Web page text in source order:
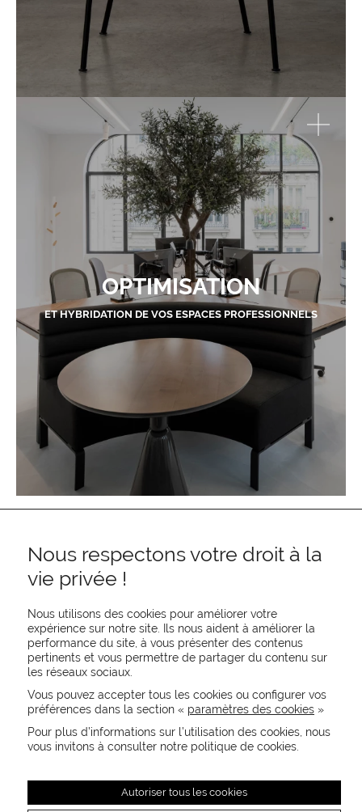
OPTIMISATION
ET HYBRIDATION DE VOS ESPACES PROFESSIONNELS
REJOIGNEZ-NOUS
CONTACTEZ-NOUS
NEWSLETTER
Recevez les actualités MOORE en exclusivité
Nous respectons votre droit à la
vie privée !
Nous utilisons des cookies pour améliorer votre
expérience sur notre site. Ils nous aident à améliorer la
performance du site, à vous présenter des contenus
pertinents et vous permettre de partager du contenu sur
les réseaux sociaux.
Vous pouvez accepter tous les cookies ou configurer vos
préférences dans la section « paramètres des cookies »
Pour plus d’informations sur l’utilisation des cookies, nous
vous invitons à consulter notre politique de cookies.
Autoriser tous les cookies